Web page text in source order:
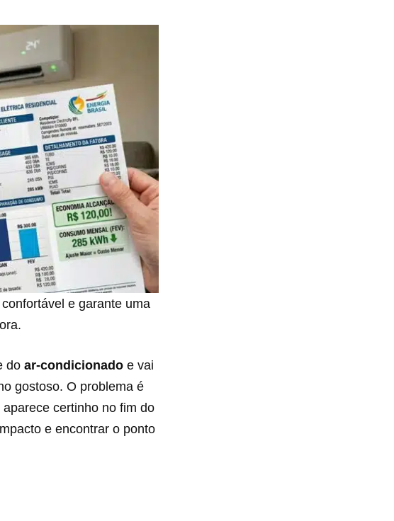
e garante uma
do ar-condicionado e vai
gostoso. O problema é
certinho no fim do
e encontrar o ponto